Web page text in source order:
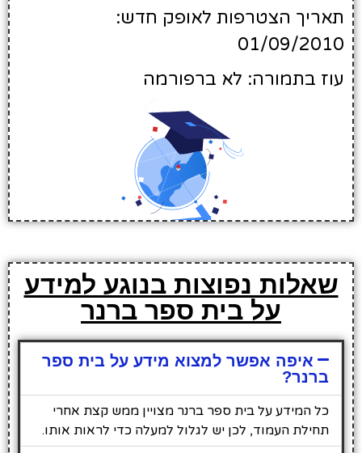
תאריך הצטרפות לאופק חדש:
01/09/2010
עוז בתמורה: לא ברפורמה
שאלות נפוצות בנוגע למידע
על בית ספר ברנר
איפה אפשר למצוא מידע על בית ספר
ברנר?
כל המידע על בית ספר ברנר מצויין ממש קצת אחרי
תחילת העמוד, לכן יש לגלול למעלה כדי לראות אותו.